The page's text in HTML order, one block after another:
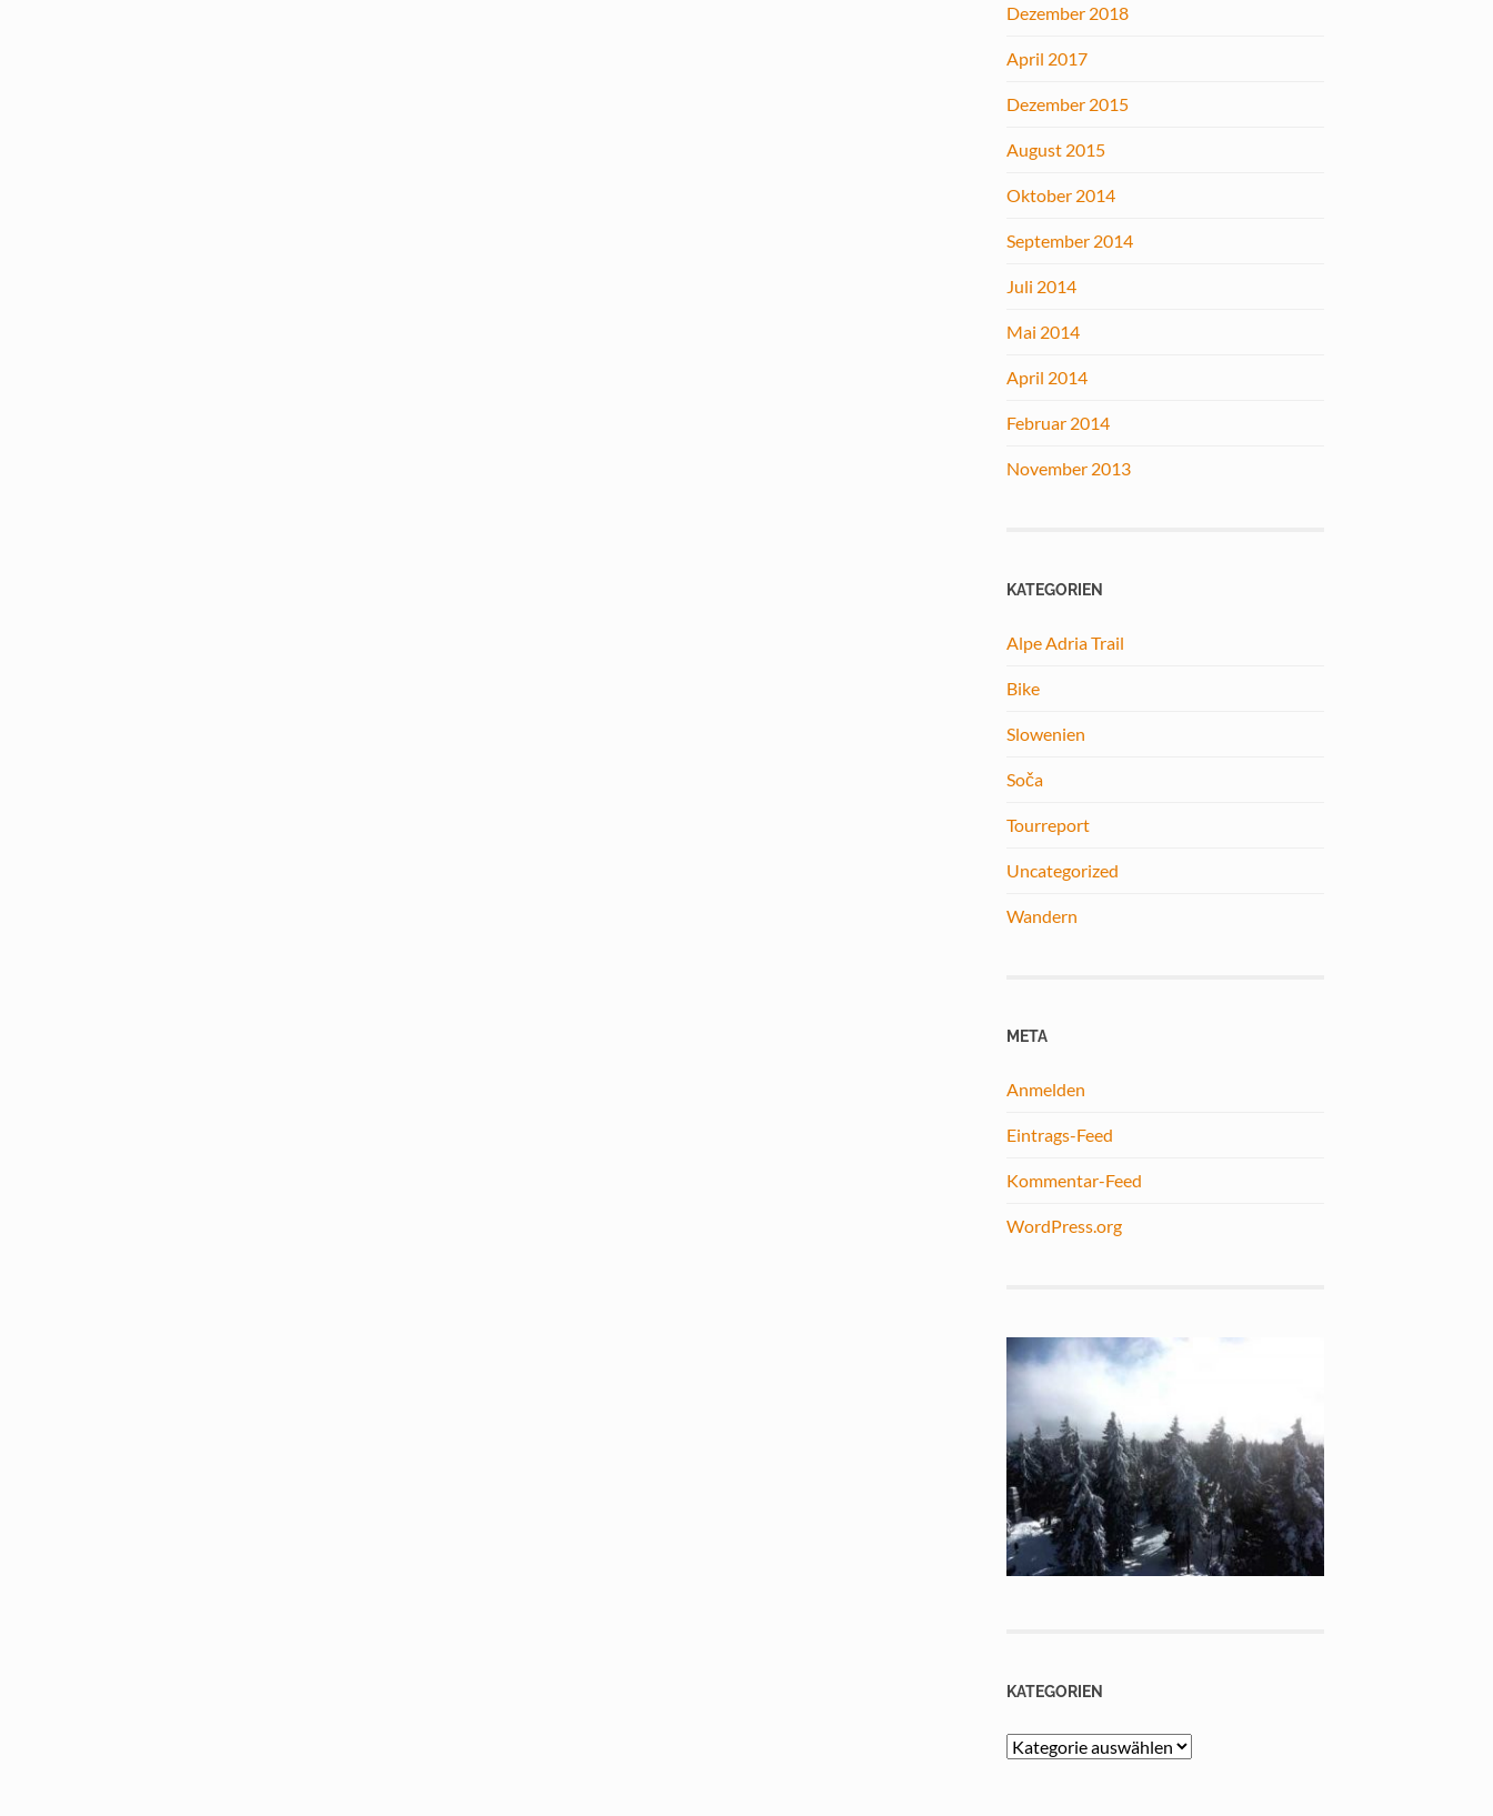
Dezember 2018
April 2017
Dezember 2015
August 2015
Oktober 2014
September 2014
Juli 2014
Mai 2014
April 2014
Februar 2014
November 2013
KATEGORIEN
Alpe Adria Trail
Bike
Slowenien
Soča
Tourreport
Uncategorized
Wandern
META
Anmelden
Eintrags-Feed
Kommentar-Feed
WordPress.org
KATEGORIEN
Kategorien